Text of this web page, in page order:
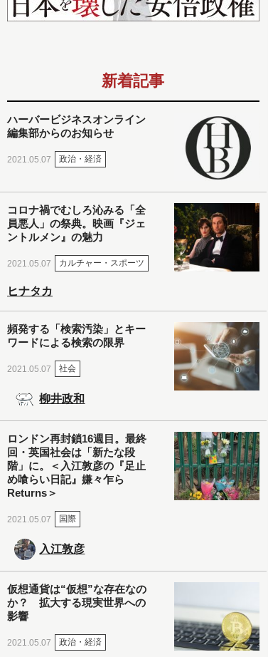
新着記事
ハーバービジネスオンライン
編集部からのお知らせ
2021.05.07 政治・経済
コロナ禍でむしろ沁みる「全
員悪人」の祭典。映画『ジェ
ントルメン』の魅力
2021.05.07 カルチャー・スポーツ
ヒナタカ
頻発する「検索汚染」とキー
ワードによる検索の限界
2021.05.07 社会
柳井政和
ロンドン再封鎖16週目。最終
回・英国社会は「新たな段
階」に。＜入江敦彦の『足止
め喰らい日記』嫌々乍ら
Returns＞
2021.05.07 国際
入江敦彦
仮想通貨は“仮想”な存在なの
か？ 拡大する現実世界への
影響
2021.05.07 政治・経済